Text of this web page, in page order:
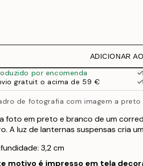
ADICIONAR
por encomenda
gratuit o acima de 59 €
de fotografia com imagem a preto
foto em preto e branco de um
A luz de lanternas suspensas cria
3,2 cm
motivo é impresso em tela